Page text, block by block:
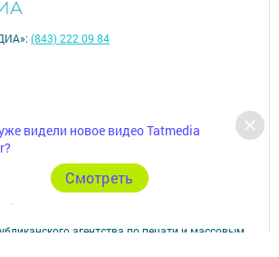
видели новое видео Tatmedia
Cмотреть
размещенные на сайте, защищены
и распространение в любом объеме
агентства по печати и массовым
(843) 222 09 84